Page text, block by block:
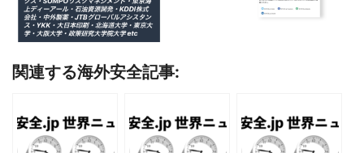
関連する海外安全記事: